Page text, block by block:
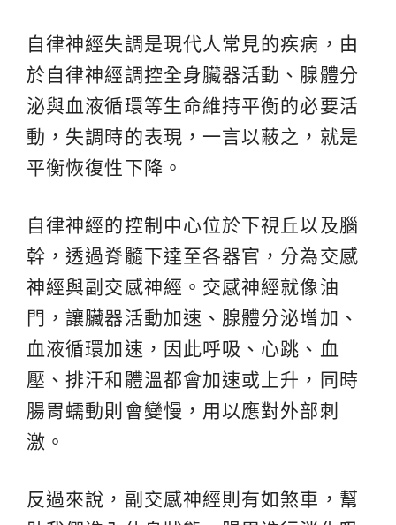
自律神經失調是現代人常見的疾病，由
於自律神經調控全身臟器活動、腺體分
泌與血液循環等生命維持平衡的必要活
動，失調時的表現，一言以蔽之，就是
平衡恢復性下降。
自律神經的控制中心位於下視丘以及腦
幹，透過脊髓下達至各器官，分為交感
神經與副交感神經。交感神經就像油
門，讓臟器活動加速、腺體分泌增加、
血液循環加速，因此呼吸、心跳、血
壓、排汗和體溫都會加速或上升，同時
腸胃蠕動則會變慢，用以應對外部刺
激。
反過來說，副交感神經則有如煞車，幫